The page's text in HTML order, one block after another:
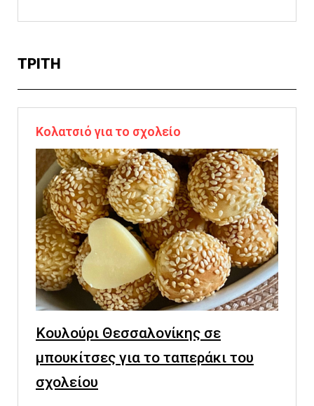
ΤΡΙΤΗ
Κολατσιό για το σχολείο
Κουλούρι Θεσσαλονίκης σε
μπουκίτσες για το ταπεράκι του
σχολείου